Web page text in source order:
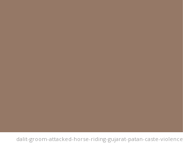
dalit-groom-attacked-horse-riding-gujarat-patan-caste-violence